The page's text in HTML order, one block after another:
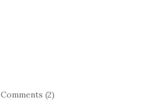
Comments (2)